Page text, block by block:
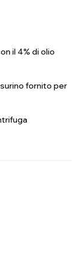
il 4% di olio
fornito per